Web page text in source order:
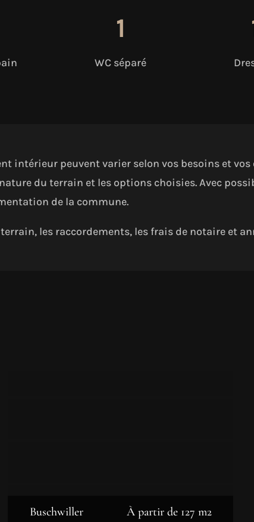
1
WC séparé
intérieur peuvent varier selon vos besoins et vos
du terrain et les options choisies. Avec
de la commune.
les raccordements, les frais de notaire et
Buschwiller À partir de 127 m2